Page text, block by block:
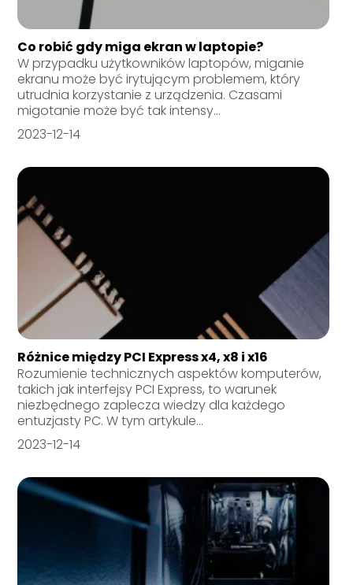
Co robić gdy miga ekran w laptopie?
W przypadku użytkowników laptopów, miganie
ekranu może być irytującym problemem, który
utrudnia korzystanie z urządzenia. Czasami
migotanie może być tak intensy...
2023-12-14
Różnice między PCI Express x4, x8 i x16
Rozumienie technicznych aspektów komputerów,
takich jak interfejsy PCI Express, to warunek
niezbędnego zaplecza wiedzy dla każdego
entuzjasty PC. W tym artykule...
2023-12-14